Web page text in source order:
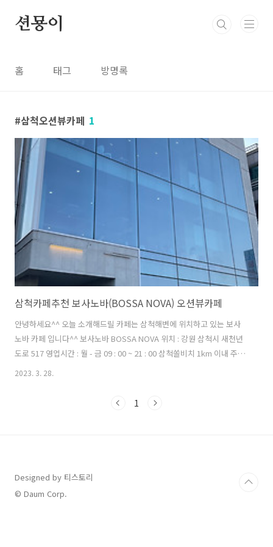
션묭이
홈 태그 방명록
삼척오션뷰카페 1
삼척카페추천 보사노바(BOSSA NOVA) 오션뷰카페
안녕하세요^^ 오늘 소개해드릴 카페는 삼척해변에 위치하고 있는 보사
노바 카페 입니다^^ 보사노바 BOSSA NOVA 위치 : 강원 삼척시 새천년
도로 517 영업시간 : 월 - 금 09 : 00 ~ 21 : 00 삼척쏠비치 1km 이내 주차
가능 지인들과 몇 번 가보고 신랑이랑 같이 다녀왔어요 ㅎㅎ 주말 오후시
있습니다! 여기서 메뉴 고르시고 들어가는걸 추천드려요^^ ( 버벅거리지
2023. 3. 28.
1
Designed by 티스토리
© Daum Corp.